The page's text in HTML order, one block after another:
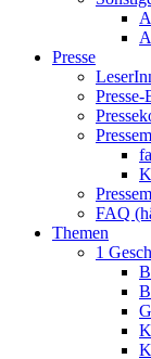
Presse
Presse-
FAQ
Themen
1